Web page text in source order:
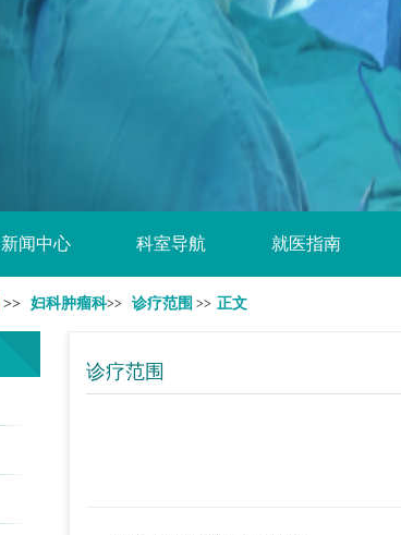
新闻中心 科室导航 就医指南
>> 妇科肿瘤科>> 诊疗范围 >> 正文
诊疗范围